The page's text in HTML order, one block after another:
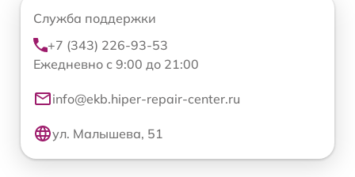
Служба поддержки
+7 (343) 226-93-53
Ежедневно с 9:00 до 21:00
info@ekb.hiper-repair-center.ru
ул. Малышева, 51